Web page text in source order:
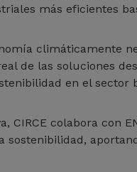
más eficientes
climáticamente
de las soluciones
en el
CIRCE colabora con
sostenibilidad,